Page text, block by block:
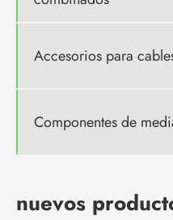
Accesorios para
Componentes de
nuevos